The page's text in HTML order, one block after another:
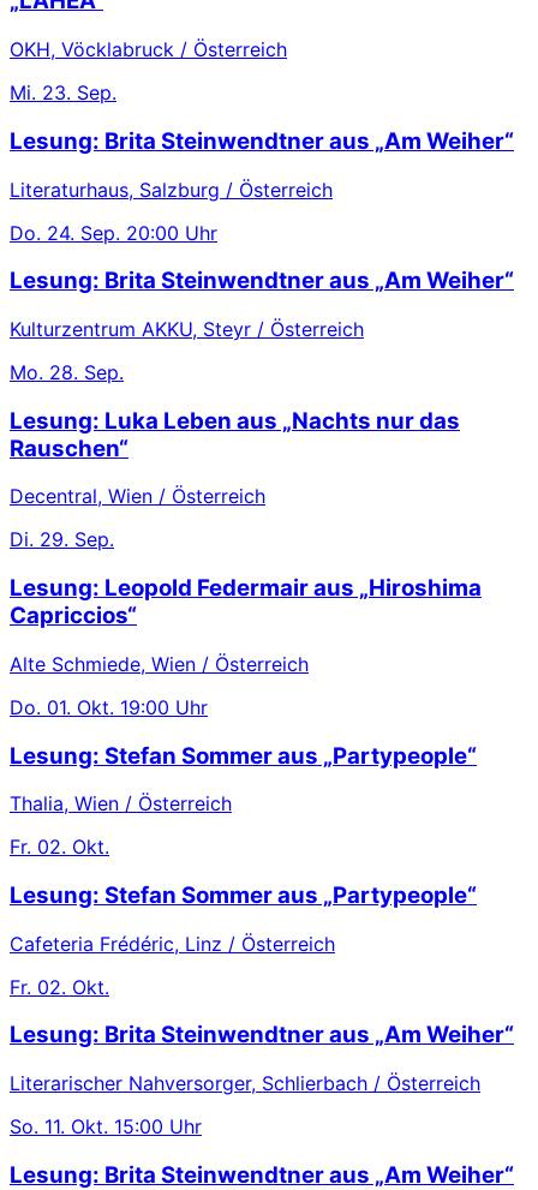
OKH, Vöcklabruck / Österreich
Mi. 23. Sep.
Lesung: Brita Steinwendtner aus „Am Weiher“
Literaturhaus, Salzburg / Österreich
Do. 24. Sep. 20:00 Uhr
Lesung: Brita Steinwendtner aus „Am Weiher“
Kulturzentrum AKKU, Steyr / Österreich
Mo. 28. Sep.
Lesung: Luka Leben aus „Nachts nur das
Rauschen“
Decentral, Wien / Österreich
Di. 29. Sep.
Lesung: Leopold Federmair aus „Hiroshima
Capriccios“
Alte Schmiede, Wien / Österreich
Do. 01. Okt. 19:00 Uhr
Lesung: Stefan Sommer aus „Partypeople“
Thalia, Wien / Österreich
Fr. 02. Okt.
Lesung: Stefan Sommer aus „Partypeople“
Cafeteria Frédéric, Linz / Österreich
Fr. 02. Okt.
Lesung: Brita Steinwendtner aus „Am Weiher“
Literarischer Nahversorger, Schlierbach / Österreich
So. 11. Okt. 15:00 Uhr
Lesung: Brita Steinwendtner aus „Am Weiher“